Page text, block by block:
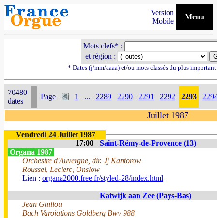
Version
Mobile
Menu
Mots clefs* :
et région :
* Dates (j/mm/aaaa) et/ou mots classés du plus
70480
dates
Page 1 ... 2289 2290 2291 2292 2293
Juillet 1987
Vendredi 24 Juillet 1987
17:00
Saint-Rémy-de-Provence (13)
Organa 1987
Orchestre d'Auvergne, dir. Jj Kantorow
Roussel, Leclerc, Onslow
Lien : organa2000.free.fr/styled-28/index.html
Katwijk aan Zee (Pays-Bas)
Jean Guillou
Bach Varoiations Goldberg Bwv 988